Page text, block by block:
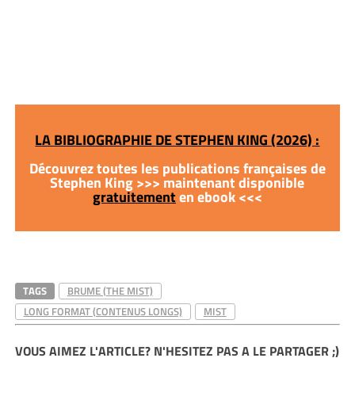
LA BIBLIOGRAPHIE DE STEPHEN KING (2026) :
Découvrez toutes les publications françaises de
Stephen King >>> maintenant disponible
gratuitementen ebook <<<
TAGS
BRUME (THE MIST)
LONG FORMAT (CONTENUS LONGS)
MIST
VOUS AIMEZ L'ARTICLE? N'HESITEZ PAS A LE PARTAGER ;)